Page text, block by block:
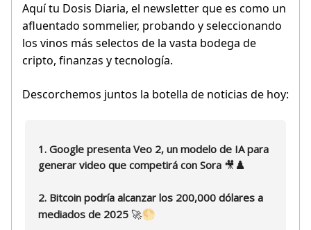
Aquí tu Dosis Diaria, el newsletter que es como un
afluentado sommelier, probando y seleccionando
los vinos más selectos de la vasta bodega de
cripto, finanzas y tecnología.
Descorchemos juntos la botella de noticias de hoy:
1. Google presenta Veo 2, un modelo de IA para
generar video que competirá con Sora 🎥 ♟️
2. Bitcoin podría alcanzar los 200,000 dólares a
mediados de 2025 🚀🌕